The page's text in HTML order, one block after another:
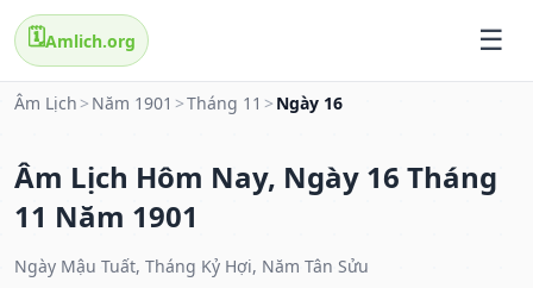
🗓️Amlich.org
Âm Lịch > Năm 1901 >Tháng 11 > Ngày 16
Âm Lịch Hôm Nay, Ngày 16 Tháng
11 Năm 1901
Ngày Mậu Tuất, Tháng Kỷ Hợi, Năm Tân Sửu